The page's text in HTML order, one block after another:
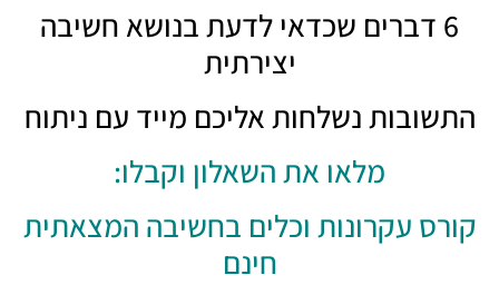
6 דברים שכדאי לדעת בנושא חשיבה
יצירתית
התשובות נשלחות אליכם מייד עם ניתוח
מלאו את השאלון וקבלו:
קורס עקרונות וכלים בחשיבה המצאתית
חינם